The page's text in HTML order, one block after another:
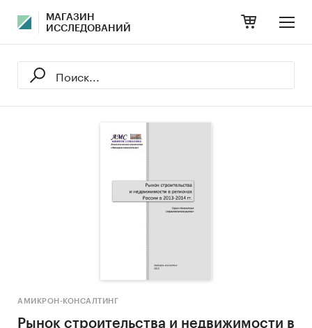
МАГАЗИН
ИССЛЕДОВАНИЙ
АМИКРОН-КОНСАЛТИНГ
Рынок строительства и недвижимости в